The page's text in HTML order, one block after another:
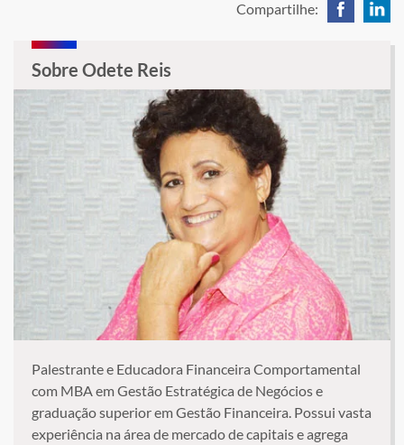
Compartilhe:
Sobre Odete Reis
Palestrante e Educadora Financeira Comportamental
com MBA em Gestão Estratégica de Negócios e
graduação superior em Gestão Financeira. Possui vasta
experiência na área de mercado de capitais e agrega